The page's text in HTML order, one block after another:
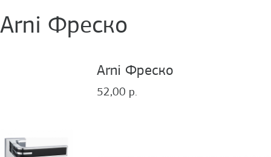
Arni Фреско
Arni Фреско
52,00 р.